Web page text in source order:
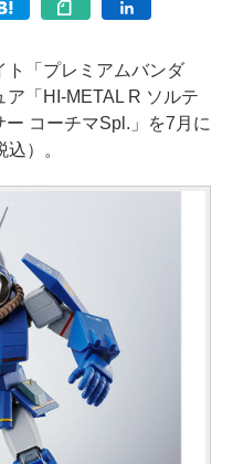
「プレミアムバンダ
「HI-METAL R ソルテ
コーチマSpl.」を7月に
）。